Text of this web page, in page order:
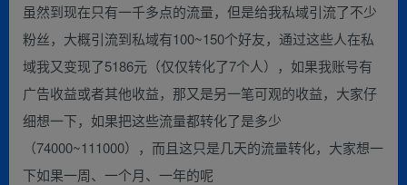
虽然到现在只有一千多点的流量，但是给我私域引流了不少
粉丝，大概引流到私域有100~150个好友，通过这些人在私
域我又变现了5186元（仅仅转化了7个人），如果我账号有
广告收益或者其他收益，那又是另一笔可观的收益，大家仔
细想一下，如果把这些流量都转化了是多少
（74000~111000），而且这只是几天的流量转化，大家想一
下如果一周、一个月、一年的呢